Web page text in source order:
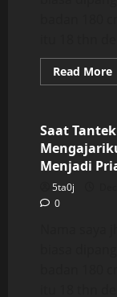
Read More
Saat
Menjadi
5ta0j
0